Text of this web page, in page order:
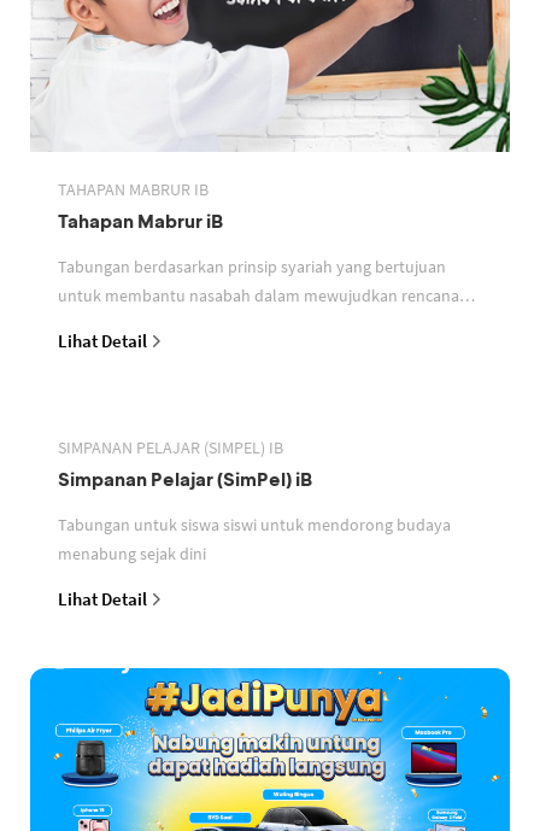
TAHAPAN MABRUR IB
Tahapan Mabrur iB
Tabungan berdasarkan prinsip syariah yang bertujuan
untuk membantu nasabah dalam mewujudkan rencana
Lihat Detail
SIMPANAN PELAJAR (SIMPEL) IB
Simpanan Pelajar (SimPel) iB
Tabungan untuk siswa siswi untuk mendorong budaya
menabung sejak dini
Lihat Detail